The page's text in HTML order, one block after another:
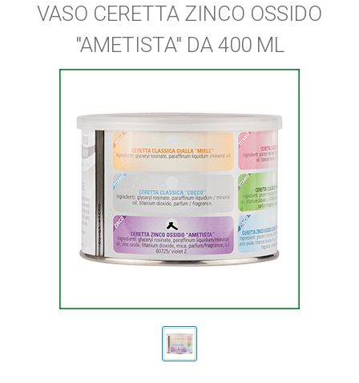
VASO CERETTA ZINCO OSSIDO
"AMETISTA" DA 400 ML